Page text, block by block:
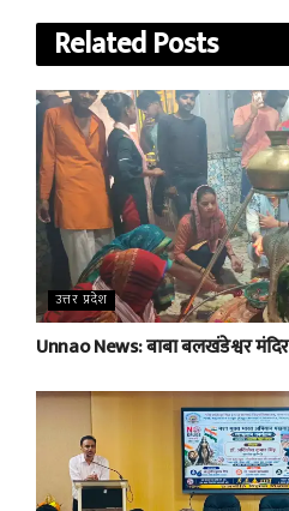
RelatedPosts
उत्तर प्रदेश
Unnao News: बाबा बलखंडेश्वर